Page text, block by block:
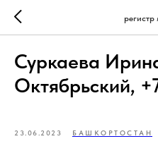
регистр
Суркаева
Октябрьский,
23.06.2023 БАШКОРТОСТАН